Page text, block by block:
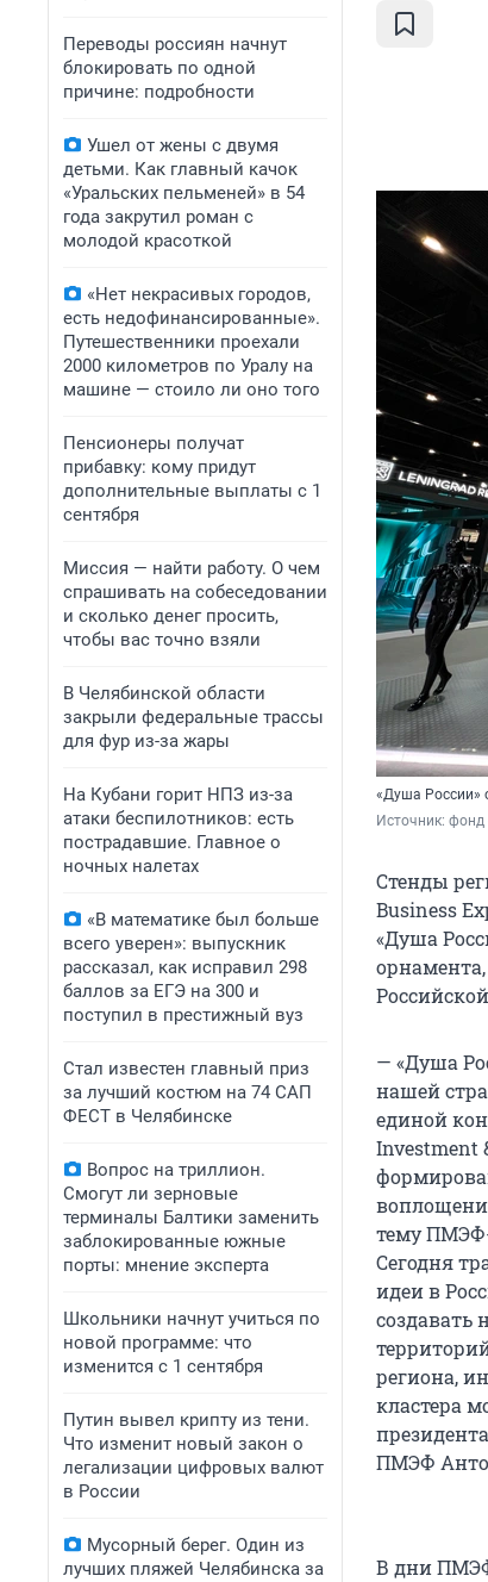
Переводы россиян начнут
блокировать по одной
причине: подробности
Ушел от жены с двумя
детьми. Как главный качок
«Уральских пельменей» в 54
года закрутил роман с
молодой красоткой
«Нет некрасивых городов,
есть недофинансированные».
Путешественники проехали
2000 километров по Уралу на
машине — стоило ли оно того
Пенсионеры получат
прибавку: кому придут
дополнительные выплаты с 1
сентября
Миссия — найти работу. О чем
спрашивать на собеседовании
и сколько денег просить,
чтобы вас точно взяли
В Челябинской области
закрыли федеральные трассы
для фур из-за жары
На Кубани горит НПЗ из-за
атаки беспилотников: есть
пострадавшие. Главное о
ночных налетах
«В математике был больше
всего уверен»: выпускник
рассказал, как исправил 298
баллов за ЕГЭ на 300 и
поступил в престижный вуз
Стал известен главный приз
за лучший костюм на 74 САП
ФЕСТ в Челябинске
Вопрос на триллион.
Смогут ли зерновые
терминалы Балтики заменить
заблокированные южные
порты: мнение эксперта
Школьники начнут учиться по
новой программе: что
изменится с 1 сентября
Путин вывел крипту из тени.
Что изменит новый закон о
легализации цифровых валют
в России
Мусорный берег. Один из
лучших пляжей Челябинска за
«Душа России»
Источник: фонд
Стенды
Business
«Душа
— «Душа
нашей
единой
Investment
тему
Сегодня
идеи в
создавать
региона,
кластера
ПМЭФ
В дни ПМЭФ